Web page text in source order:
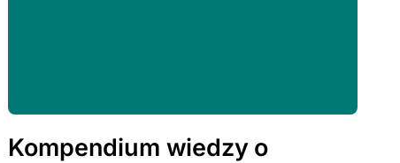
Kompendium wiedzy o